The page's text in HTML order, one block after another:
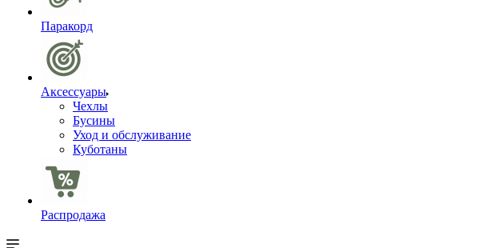
Паракорд
Аксессуары
Чехлы
Бусины
Уход и обслуживание
Куботаны
Распродажа